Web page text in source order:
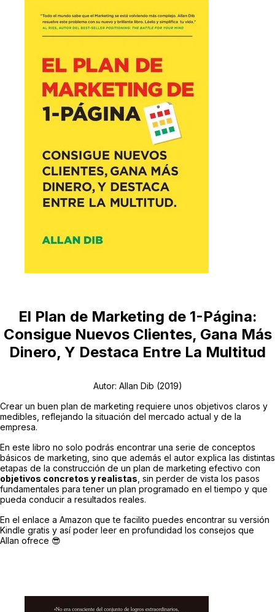
El Plan de Marketing de 1-Página:
Consigue Nuevos Clientes, Gana Más
Dinero, Y Destaca Entre La Multitud
Autor: Allan Dib (2019)
Crear un buen plan de marketing requiere unos objetivos claros y
medibles, reflejando la situación del mercado actual y de la
empresa.
En este libro no solo podrás encontrar una serie de conceptos
básicos de marketing, sino que además el autor explica las distintas
etapas de la construcción de un plan de marketing efectivo con
objetivos concretos y realistas , sin perder de vista los pasos
fundamentales para tener un plan programado en el tiempo y que
pueda conducir a resultados reales.
En el enlace a Amazon que te facilito puedes encontrar su versión
Kindle gratis y así poder leer en profundidad los consejos que
Allan ofrece 😎